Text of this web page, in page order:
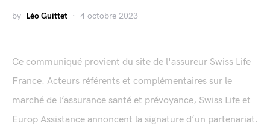
by Léo Guittet 4 octobre 2023
Ce communiqué provient du site de l'assureur Swiss Life
France. Acteurs référents et complémentaires sur le
marché de l’assurance santé et prévoyance, Swiss Life et
Europ Assistance annoncent la signature d’un partenariat.